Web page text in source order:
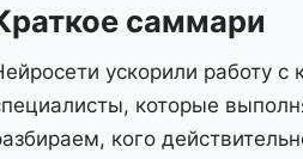
саммари
ускорили работу с
которые
кого